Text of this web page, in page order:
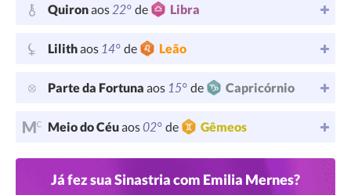
Quironaos22° de Libra
Lilithaos 14° de Leão
Parte da Fortuna aos 15° de Capricórnio
Meio do Céuaos02° de Gêmeos
Já fez sua Sinastria com Emilia Mernes?